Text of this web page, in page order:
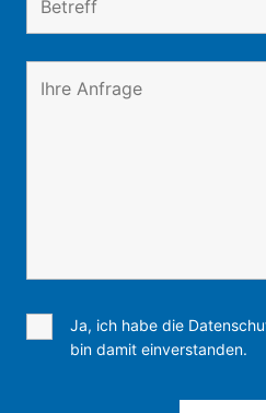
Ja, ich habe die
bin damit einverstanden.